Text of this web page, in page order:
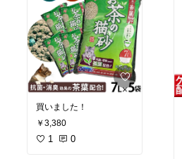
買いました！
￥3,380
1 0